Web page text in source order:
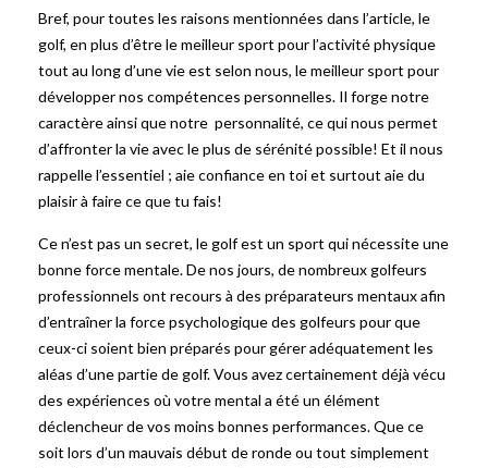
Bref, pour toutes les raisons mentionnées dans l’article, le
golf, en plus d’être le meilleur sport pour l’activité physique
tout au long d’une vie est selon nous, le meilleur sport pour
développer nos compétences personnelles. Il forge notre
caractère ainsi que notre personnalité, ce qui nous permet
d’affronter la vie avec le plus de sérénité possible! Et il nous
rappelle l’essentiel ; aie confiance en toi et surtout aie du
plaisir à faire ce que tu fais!
Ce n’est pas un secret, le golf est un sport qui nécessite une
bonne force mentale. De nos jours, de nombreux golfeurs
professionnels ont recours à des préparateurs mentaux afin
d’entraîner la force psychologique des golfeurs pour que
ceux-ci soient bien préparés pour gérer adéquatement les
aléas d’une partie de golf. Vous avez certainement déjà vécu
des expériences où votre mental a été un élément
déclencheur de vos moins bonnes performances. Que ce
soit lors d’un mauvais début de ronde ou tout simplement